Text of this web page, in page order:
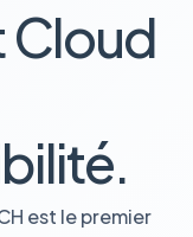
Cloud
est le premier